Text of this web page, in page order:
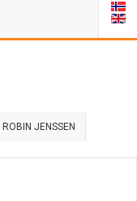
ROBIN JENSSEN